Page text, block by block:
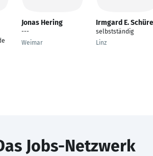
Jonas Hering
---
Weimar
Irmgard E.
selbstständig
Linz
Jobs-Netzwerk